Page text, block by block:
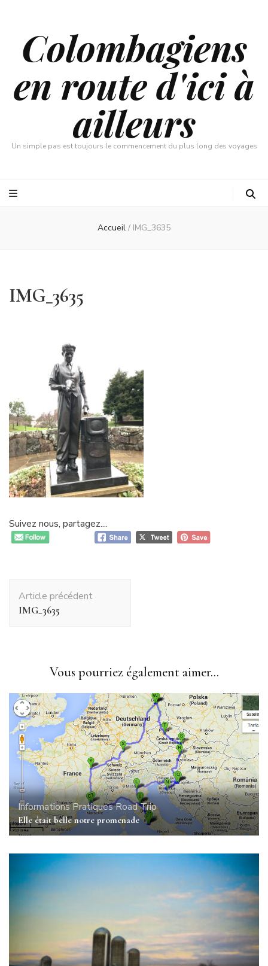
Colombagiens
en route d'ici à
ailleurs
Un simple pas est toujours le commencement du plus long des voyages
Accueil / IMG_3635
IMG_3635
Suivez nous, partagez....
d'article
Article précédent
IMG_3635
Vous pourriez également aimer...
Informations PratiquesRoad Trip
Elle était belle notre promenade